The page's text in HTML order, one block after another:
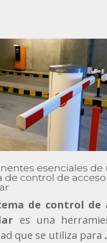
esenciales de
de control de acceso
de control de
es una
que se utiliza para